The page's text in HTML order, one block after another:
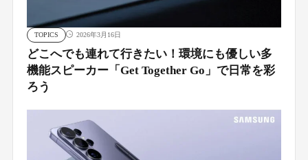
TOPICS 2026年3月16日
どこへでも連れて行きたい！環境にも優しい多
機能スピーカー「Get Together Go」で日常を彩
ろう